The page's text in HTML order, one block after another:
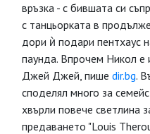
връзка - с бившата си
с танцьорката в
дори ѝ подари пентхаус
паунда. Впрочем Никол е
Джей Джей, пише dir.bg.
споделял много за
хвърли повече светлина
предаването "Louis